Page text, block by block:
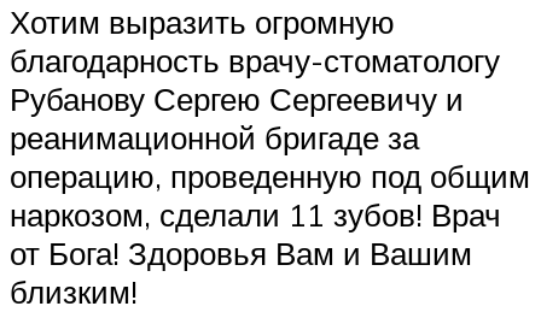
Хотим выразить огромную
благодарность врачу-стоматологу
Рубанову Сергею Сергеевичу и
реанимационной бригаде за
операцию, проведенную под общим
наркозом, сделали 11 зубов! Врач
от Бога! Здоровья Вам и Вашим
близким!